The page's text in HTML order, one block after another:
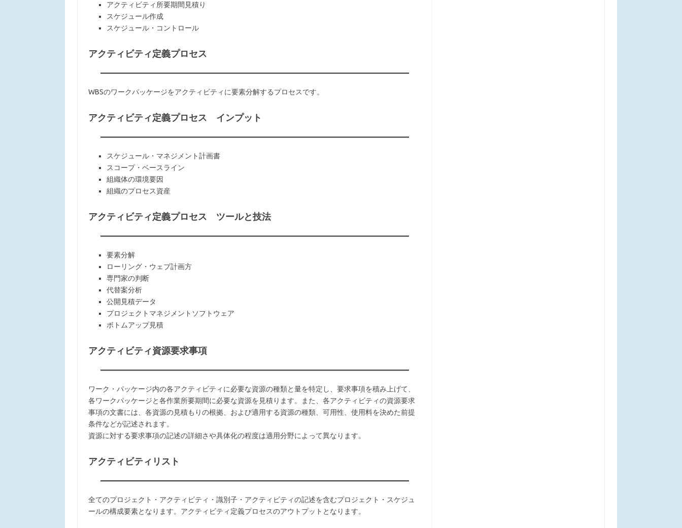
アクティビティ所要期間見積り
スケジュール作成
スケジュール・コントロール
アクティビティ定義プロセス
WBSのワークパッケージをアクティビティに要素分解するプロセスです。
アクティビティ定義プロセス インプット
スケジュール・マネジメント計画書
スコープ・ベースライン
組織体の環境要因
組織のプロセス資産
アクティビティ定義プロセス ツールと技法
要素分解
ローリング・ウェブ計画方
専門家の判断
代替案分析
公開見積データ
プロジェクトマネジメントソフトウェア
ボトムアップ見積
アクティビティ資源要求事項
ワーク・パッケージ内の各アクティビティに必要な資源の種類と量を特定し、要求事項を積み上げて、
各ワークパッケージと各作業所要期間に必要な資源を見積ります。また、各アクティビティの資源要求
事項の文書には、各資源の見積もりの根拠、および適用する資源の種類、可用性、使用料を決めた前提
条件などが記述されます。
資源に対する要求事項の記述の詳細さや具体化の程度は適用分野によって異なります。
アクティビティリスト
全てのプロジェクト・アクティビティ・識別子・アクティビティの記述を含むプロジェクト・スケジュ
ールの構成要素となります。アクティビティ定義プロセスのアウトプットとなります。